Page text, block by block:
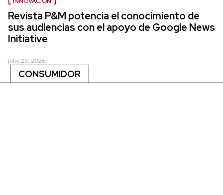
Revista P&M potencia el conocimiento de
sus audiencias con el apoyo de Google News
Initiative
julio 23, 2026
CONSUMIDOR